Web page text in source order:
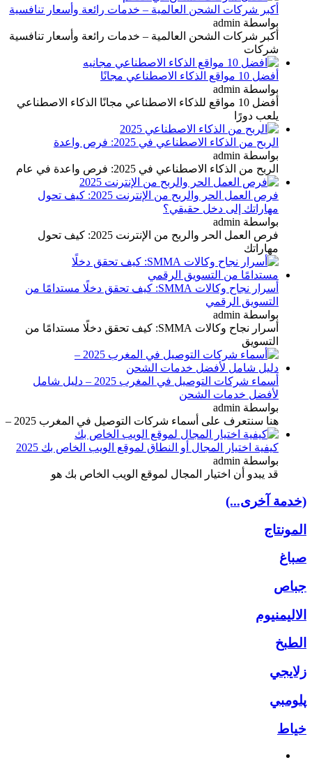
أكبر شركات الشحن العالمية – خدمات رائعة وأسعار تنافسية
بواسطة admin
أكبر شركات الشحن العالمية – خدمات رائعة وأسعار تنافسية
شركات
أفضل 10 مواقع الذكاء الاصطناعي مجانًا
بواسطة admin
أفضل 10 مواقع للذكاء الاصطناعي مجانًا الذكاء الاصطناعي
يلعب دورًا
الربح من الذكاء الاصطناعي في 2025: فرص واعدة
بواسطة admin
الربح من الذكاء الاصطناعي في 2025: فرص واعدة في عام
فرص العمل الحر والربح من الإنترنت 2025: كيف تحول
مهاراتك إلى دخل حقيقي؟
بواسطة admin
فرص العمل الحر والربح من الإنترنت 2025: كيف تحول
مهاراتك
أسرار نجاح وكالات SMMA: كيف تحقق دخلًا مستدامًا من
التسويق الرقمي
بواسطة admin
أسرار نجاح وكالات SMMA: كيف تحقق دخلًا مستدامًا من
التسويق
أسماء شركات التوصيل في المغرب 2025 – دليل شامل
لأفضل خدمات الشحن
بواسطة admin
هنا سنتعرف على أسماء شركات التوصيل في المغرب 2025 –
كيفية اختيار المجال أو النطاق لموقع الويب الخاص بك 2025
بواسطة admin
قد يبدو أن اختيار المجال لموقع الويب الخاص بك هو
(خدمة آخرى...)
المونتاج
صباغ
جباص
الاليمنيوم
الطبخ
زلايجي
پلومبي
خياط